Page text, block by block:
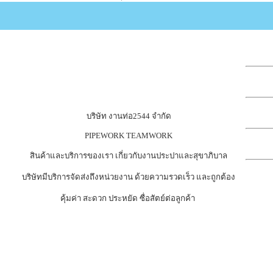
บริษัท งานท่อ2544 จำกัด
PIPEWORK TEAMWORK
สินค้าและบริการของเรา เกี่ยวกับงานประปาและสุขาภิบาล
บริษัทมีบริการจัดส่งถึงหน่วยงาน ด้วยความรวดเร็ว และถูกต้อง
คุ้มค่า สะดวก ประหยัด ซื่อสัตย์ต่อลูกค้า